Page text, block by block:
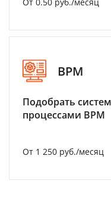
BPM
Подобрать
процессами BPM
От 1 250 руб./месяц